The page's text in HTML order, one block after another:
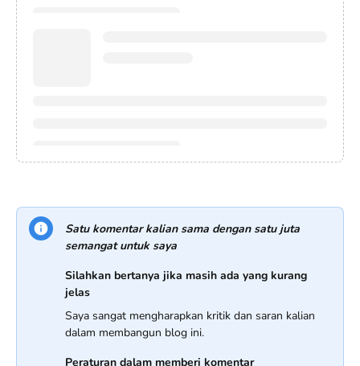
Satu komentar kalian sama dengan satu juta
semangat untuk saya
Silahkan bertanya jika masih ada yang kurang
jelas
Saya sangat mengharapkan kritik dan saran kalian
dalam membangun blog ini.
Peraturan dalam memberi komentar